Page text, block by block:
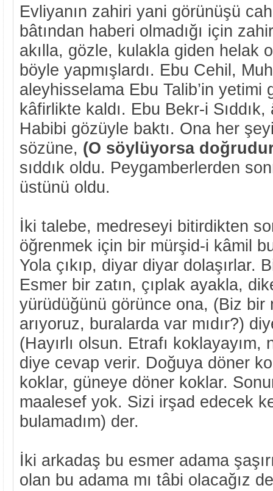
Evliyanın zahiri yani görünüşü
bâtından haberi olmadığı için
akılla, gözle, kulakla giden helak
böyle yapmışlardı. Ebu Cehil,
aleyhisselama Ebu Talib’in yetimi
kâfirlikte kaldı. Ebu Bekr-i
Habibi gözüyle baktı. Ona her
sözüne, (O söylüyorsa
sıddık oldu. Peygamberlerden
üstünü oldu.
İki talebe, medreseyi bitirdikten
öğrenmek için bir mürşid-i kâmil
Yola çıkıp, diyar diyar dolaşırlar.
Esmer bir zatın, çıplak ayakla,
yürüdüğünü görünce ona, (Biz bir
arıyoruz, buralarda var mıdır?)
(Hayırlı olsun. Etrafı
diye cevap verir. Doğuya döner
koklar, güneye döner koklar.
maalesef yok. Sizi irşad edecek
bulamadım) der.
İki arkadaş bu esmer adama
olan bu adama mı tâbi olacağız